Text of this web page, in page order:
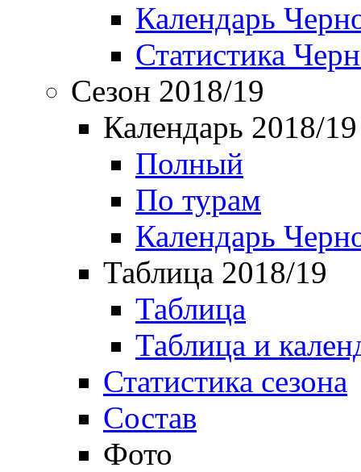
Календарь
Статистика
Сезон 2018/19
Календарь 2018/19
Полный
По турам
Календарь
Таблица 2018/19
Таблица
Таблица и
Статистика сезона
Состав
Фото